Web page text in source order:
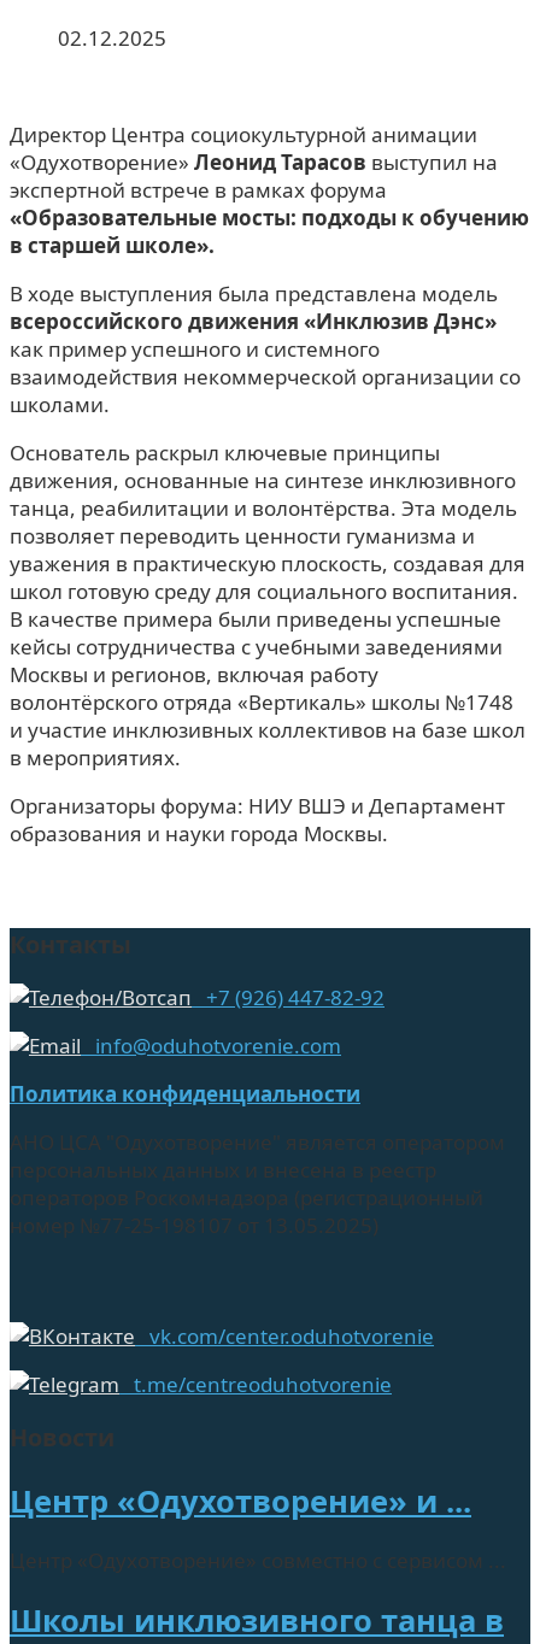
02.12.2025
Директор Центра социокультурной анимации
«Одухотворение» Леонид Тарасов выступил на
экспертной встрече в рамках форума
«Образовательные мосты: подходы к обучению
в старшей школе».
В ходе выступления была представлена модель
всероссийского движения «Инклюзив Дэнс»
как пример успешного и системного
взаимодействия некоммерческой организации со
школами.
Основатель раскрыл ключевые принципы
движения, основанные на синтезе инклюзивного
танца, реабилитации и волонтёрства. Эта модель
позволяет переводить ценности гуманизма и
уважения в практическую плоскость, создавая для
школ готовую среду для социального воспитания.
В качестве примера были приведены успешные
кейсы сотрудничества с учебными заведениями
Москвы и регионов, включая работу
волонтёрского отряда «Вертикаль» школы №1748
и участие инклюзивных коллективов на базе школ
в мероприятиях.
Организаторы форума: НИУ ВШЭ и Департамент
образования и науки города Москвы.
Контакты
+7 (926) 447-82-92
info@oduhotvorenie.com
Политика конфиденциальности
АНО ЦСА "Одухотворение" является оператором
персональных данных и внесена в реестр
операторов Роскомнадзора (регистрационный
номер №77-25-198107 от 13.05.2025)
vk.com/center.oduhotvorenie
t.me/centreoduhotvorenie
Новости
Центр «Одухотворение» и ...
Центр «Одухотворение» совместно с сервисом ...
Школы инклюзивного танца в